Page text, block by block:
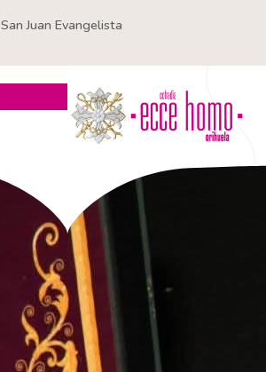
San Juan Evangelista